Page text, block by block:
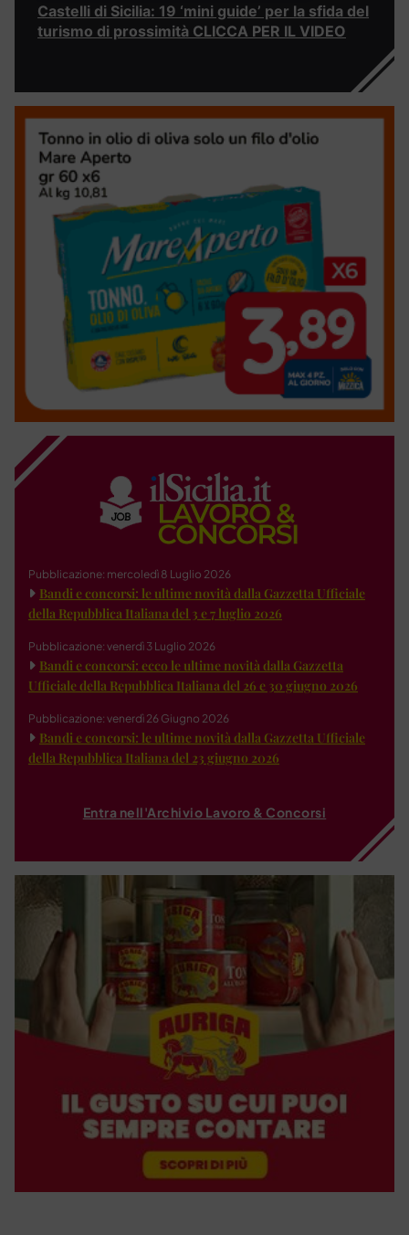
Castelli di Sicilia: 19 ‘mini guide’ per la sfida del
turismo di prossimità CLICCA PER IL VIDEO
Pubblicazione: mercoledì 8 Luglio 2026
Bandi e concorsi: le ultime novità dalla Gazzetta Ufficiale
della Repubblica Italiana del 3 e 7 luglio 2026
Pubblicazione: venerdì 3 Luglio 2026
Bandi e concorsi: ecco le ultime novità dalla Gazzetta
Ufficiale della Repubblica Italiana del 26 e 30 giugno 2026
Pubblicazione: venerdì 26 Giugno 2026
Bandi e concorsi: le ultime novità dalla Gazzetta Ufficiale
della Repubblica Italiana del 23 giugno 2026
Entra nell'Archivio Lavoro & Concorsi